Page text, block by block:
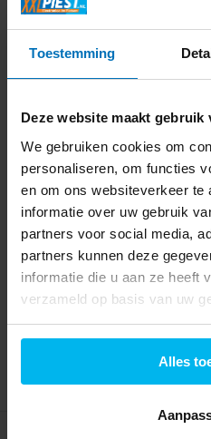
Toestemming
Deze website maakt gebruik
We gebruiken cookies om
personaliseren, om functies
en om ons websiteverkeer te
informatie over uw gebruik
partners voor social media,
partners kunnen deze
informatie die u aan ze heeft
verzameld op basis van uw
Alles
reinigingstablet.
Altijd perfect koffiegenot
dankzij TÜV-gecertificeerde
hygiëne • 6 stuks
Direct beschikbaar
9,99